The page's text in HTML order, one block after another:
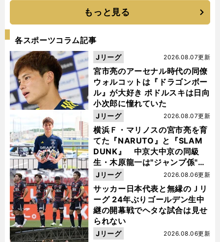
もっと見る
各スポーツコラム記事
宮市亮のアーセナル時代の同僚
ウォルコットは『ドラゴンボー
ル』が大好き ポドルスキは日向
小次郎に憧れていた
2026.08.07更新
Jリーグ
横浜Ｆ・マリノスの宮市亮を育
てた『NARUTO』と『SLAM
DUNK』 中京大中京の同級
生・木原龍一は"ジャンプ係"だ
った
2026.08.07更新
Jリーグ
サッカー日本代表と無縁のＪリ
ーグ 24年ぶりゴールデン生中
継の開幕戦でヘタな試合は見せ
られない
2026.08.06更新
Jリーグ
2026.08.06更新
Jリーグ